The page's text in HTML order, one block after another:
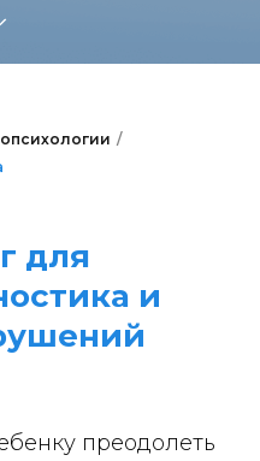
/
для
и
преодолеть